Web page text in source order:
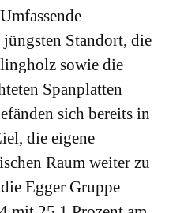
Standort, die
sowie die
Spanplatten
sich bereits in
die eigene
Raum weiter zu
Egger Gruppe